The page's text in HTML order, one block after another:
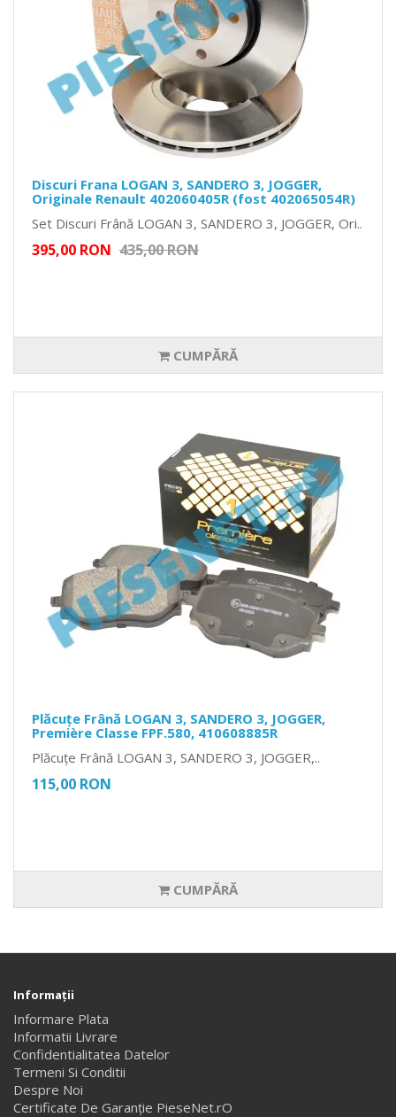
Discuri Frana LOGAN 3, SANDERO 3, JOGGER,
Originale Renault 402060405R (fost 402065054R)
Set Discuri Frână LOGAN 3, SANDERO 3, JOGGER, Ori..
395,00 RON 435,00 RON
CUMPĂRĂ
Plăcuțe Frână LOGAN 3, SANDERO 3, JOGGER,
Première Classe FPF.580, 410608885R
Plăcuțe Frână LOGAN 3, SANDERO 3, JOGGER,..
115,00 RON
CUMPĂRĂ
Informaţii
Informare Plata
Informatii Livrare
Confidentialitatea Datelor
Termeni Si Conditii
Despre Noi
Certificate De Garanție PieseNet.rO